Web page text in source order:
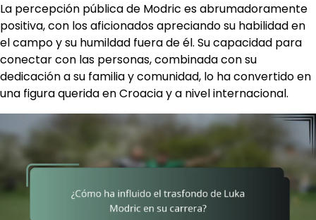
La percepción pública de Modric es abrumadoramente
positiva, con los aficionados apreciando su habilidad en
el campo y su humildad fuera de él. Su capacidad para
conectar con las personas, combinada con su
dedicación a su familia y comunidad, lo ha convertido en
una figura querida en Croacia y a nivel internacional.